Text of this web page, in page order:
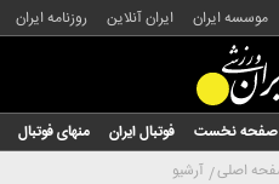
موسسه ایران ایران آنلاین روزنامه ایران
صفحه نخست فوتبال ایران منهای فوتبال
اصلی آرشیو